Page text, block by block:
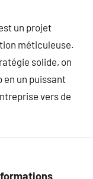
un projet
méticuleuse.
solide, on
en un puissant
vers de